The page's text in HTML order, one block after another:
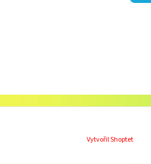
Vytvořil Shoptet